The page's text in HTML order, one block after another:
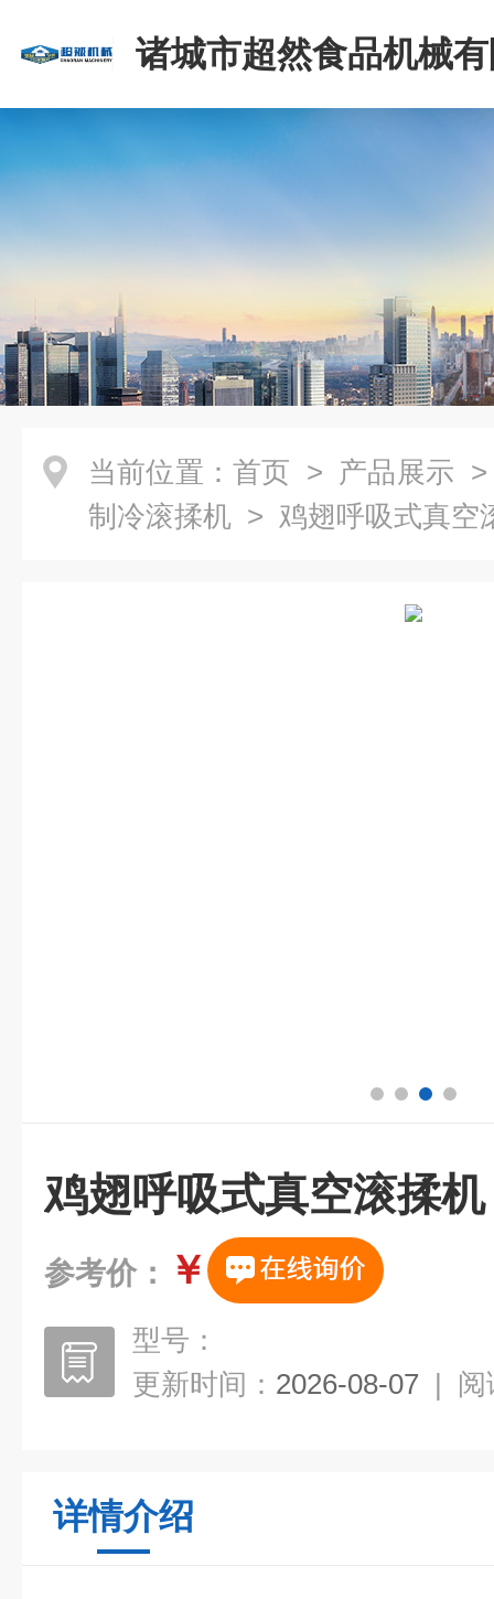
诸城市超然食品机械
当前位置： 首页 > 产品展示
制冷滚揉机 > 鸡翅呼吸式真空
鸡翅呼吸式真空滚揉机
参考价： ￥
型号：
更新时间： 2026-08-07 | 阅
详情介绍